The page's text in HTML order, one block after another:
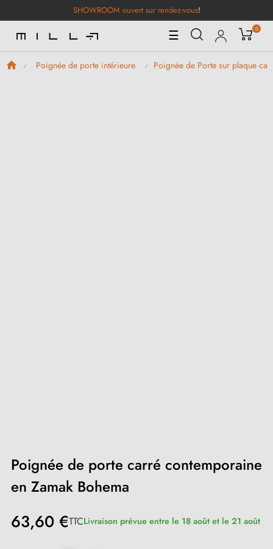
SHOWROOM ouvert sur rendez-vous!
Basculer
la
navigation
☰ 0
Poignée de porte intérieure Poignée de Porte sur plaque
Poignée de porte carré contemporaine
en Zamak Bohema
63,60 €TTCLivraison prévue entre le 18 août et le 21 août